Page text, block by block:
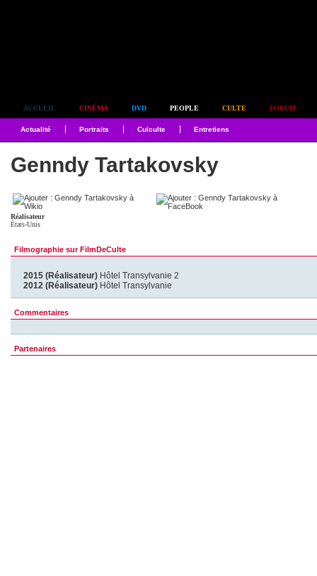
ACCUEIL CINÉMA DVD PEOPLE CULTE FORUM
Actualité Portraits Culculte Entretiens
Genndy Tartakovsky
Réalisateur
États-Unis
Filmographie sur FilmDeCulte
2015 (Réalisateur) Hôtel Transylvanie 2
2012 (Réalisateur) Hôtel Transylvanie
Commentaires
Partenaires